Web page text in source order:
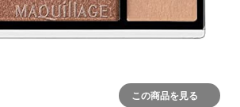
この商品を見る